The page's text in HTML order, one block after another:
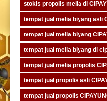
stokis propolis melia di
tempat jual melia biyang asli
tempat jual melia biyang
tempat jual melia biyang di
tempat jual melia propolis
tempat jual propolis asli
tempat jual propolis